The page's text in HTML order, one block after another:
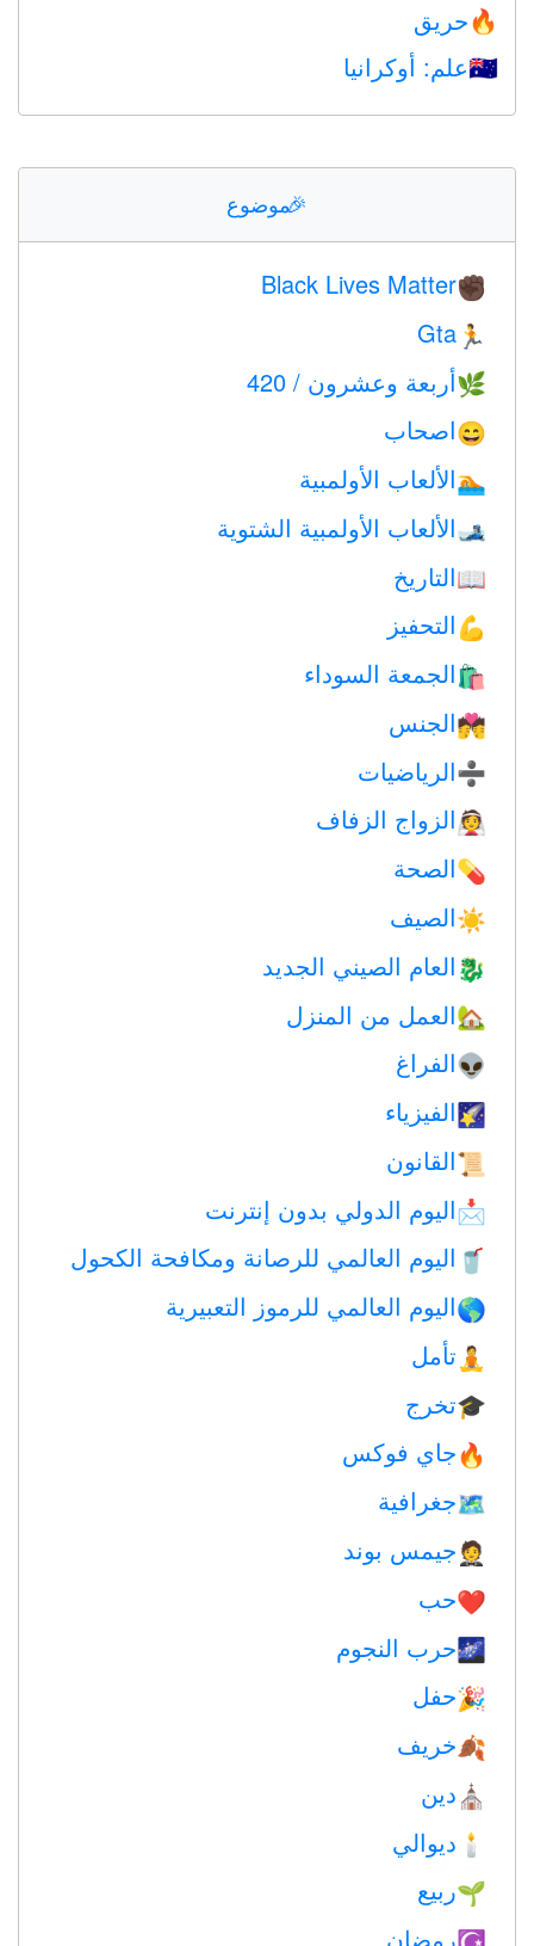
🔥حريق
🇺🇦علم: أوكرانيا
🎉موضوع
✊🏿
Black Lives Matter
🏃
Gta
🌿أربعة وعشرون / 420
😄اصحاب
🏊الألعاب الأولمبية
🎿الألعاب الأولمبية الشتوية
📖التاريخ
💪 التحفيز
🛍الجمعة السوداء
💏الجنس
➗الرياضيات
👰الزواج الزفاف
💊الصحة
☀️الصيف
🐉 العام الصيني الجديد
🏡العمل من المنزل
👽الفراغ
🌠الفيزياء
📜القانون
📩اليوم الدولي بدون إنترنت
🥤 اليوم العالمي للرصانة ومكافحة الكحول
🌎اليوم العالمي للرموز التعبيرية
🧘 تأمل
🎓تخرج
🔥جاي فوكس
🗺جغرافية
🤵 جيمس بوند
❤️️حب
🌌حرب النجوم
🎉حفل
🍂خريف
⛪️ دين
🕯 ديوالي
🌱ربيع
رمضان